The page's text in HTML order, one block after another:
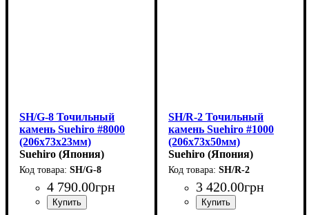
SH/G-8 Точильный
камень Suehiro #8000
(206х73х23мм)
Suehiro (Япония)
SH/G-8
4 790.00грн
SH/R-2 Точильный
камень Suehiro #1000
(206x73x50мм)
Suehiro (Япония)
SH/R-2
3 420.00грн